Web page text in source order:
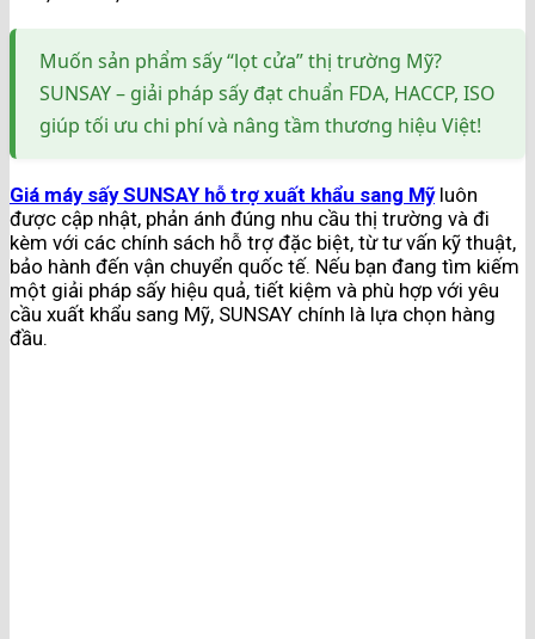
Muốn sản phẩm sấy “lọt cửa” thị trường Mỹ?
SUNSAY – giải pháp sấy đạt chuẩn FDA, HACCP, ISO
giúp tối ưu chi phí và nâng tầm thương hiệu Việt!
Giá máy sấy SUNSAY hỗ trợ xuất khẩu sang Mỹluôn
được cập nhật, phản ánh đúng nhu cầu thị trường và đi
kèm với các chính sách hỗ trợ đặc biệt, từ tư vấn kỹ thuật,
bảo hành đến vận chuyển quốc tế. Nếu bạn đang tìm kiếm
một giải pháp sấy hiệu quả, tiết kiệm và phù hợp với yêu
cầu xuất khẩu sang Mỹ, SUNSAY chính là lựa chọn hàng
đầu.